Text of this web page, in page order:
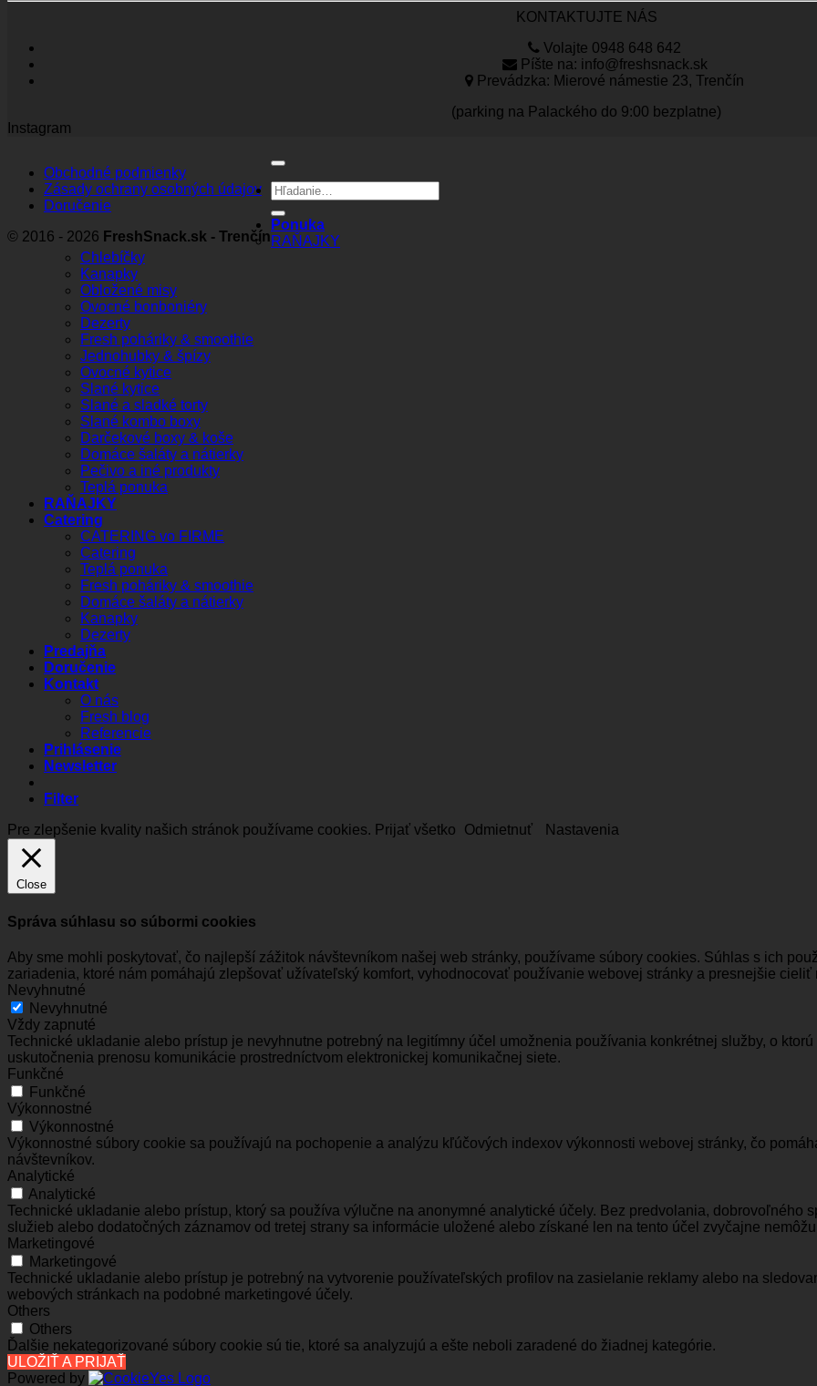
KONTAKTUJTE NÁS
Volajte 0948 648 642
Píšte na: info@freshsnack.sk
Prevádzka: Mierové námestie 23, Trenčín
(parking na Palackého do 9:00 bezplatne)
Instagram
Obchodné podmienky
Zásady ochrany osobných údajov
Doručenie
© 2016 - 2026 FreshSnack.sk - Trenčín
Hľadať:
Ponuka
RAŇAJKY
Chlebíčky
Kanapky
Obložené misy
Ovocné bonboniéry
Dezerty
Fresh poháriky & smoothie
Jednohubky & špízy
Ovocné kytice
Slané kytice
Slané a sladké torty
Slané kombo boxy
Darčekové boxy & koše
Domáce šaláty a nátierky
Pečivo a iné produkty
Teplá ponuka
RAŇAJKY
Catering
CATERING vo FIRME
Catering
Teplá ponuka
Fresh poháriky & smoothie
Domáce šaláty a nátierky
Kanapky
Dezerty
Predajňa
Doručenie
Kontakt
O nás
Fresh blog
Referencie
Prihlásenie
Newsletter
Filter
Pre zlepšenie kvality našich stránok používame cookies. Prijať všetko Odmietnuť Nastavenia
Close
Správa súhlasu so súbormi cookies
Aby sme mohli poskytovať, čo najlepší zážitok návštevníkom našej web stránky, používame súbory cookies. Súhlas s ich
zariadenia, ktoré nám pomáhajú zlepšovať užívateľský komfort, vyhodnocovať používanie webovej stránky a presnejšie
Nevyhnutné
Nevyhnutné
Vždy zapnuté
Technické ukladanie alebo prístup je nevyhnutne potrebný na legitímny účel umožnenia používania konkrétnej služby, o
uskutočnenia prenosu komunikácie prostredníctvom elektronickej komunikačnej siete.
Funkčné
Funkčné
Výkonnostné
Výkonnostné
Výkonnostné súbory cookie sa používajú na pochopenie a analýzu kľúčových indexov výkonnosti webovej stránky, čo
návštevníkov.
Analytické
Analytické
Technické ukladanie alebo prístup, ktorý sa používa výlučne na anonymné analytické účely. Bez predvolania, dobrovoľného
služieb alebo dodatočných záznamov od tretej strany sa informácie uložené alebo získané len na tento účel zvyčajne
Marketingové
Marketingové
Technické ukladanie alebo prístup je potrebný na vytvorenie používateľských profilov na zasielanie reklamy alebo na
webových stránkach na podobné marketingové účely.
Others
Others
Ďalšie nekategorizované súbory cookie sú tie, ktoré sa analyzujú a ešte neboli zaradené do žiadnej kategórie.
ULOŽIŤ A PRIJAŤ
Powered by